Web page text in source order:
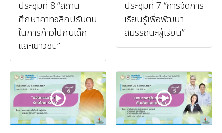
ประชุมที่ 8 “สถาน
ศึกษาคาทอลิกปรับตน
ในการก้าวไปกับเด็ก
และเยาวชน”
ประชุมที่ 7 “การจัดการ
เรียนรู้เพื่อพัฒนา
สมรรถนะผู้เรียน”